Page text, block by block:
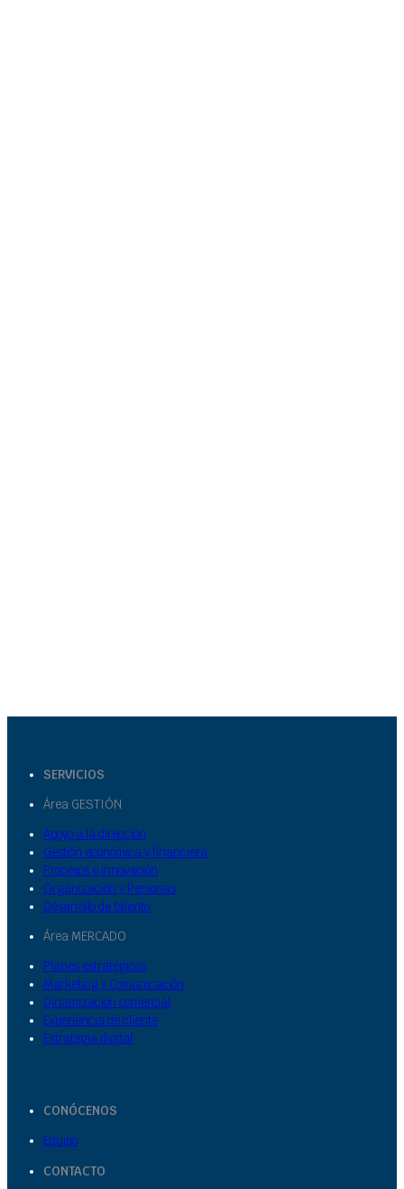
SERVICIOS
Área GESTIÓN
Apoyo a la dirección
Gestión económica y financiera
Procesos e innovación
Organización y Personas
Desarrollo de talento
Área MERCADO
Planes estratégicos
Marketing y Comunicación
Dinamización comercial
Experiencia de cliente
Estrategia digital
CONÓCENOS
Equipo
CONTACTO